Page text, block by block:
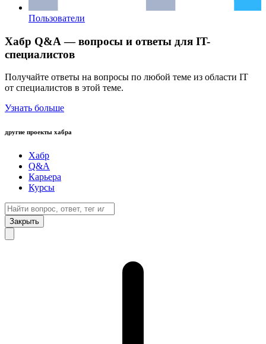
Пользователи
Хабр Q&A — вопросы и ответы для IT-
специалистов
Получайте ответы на вопросы по любой теме из области IT
от специалистов в этой теме.
Узнать больше
другие проекты хабра
Хабр
Q&A
Карьера
Курсы
Закрыть